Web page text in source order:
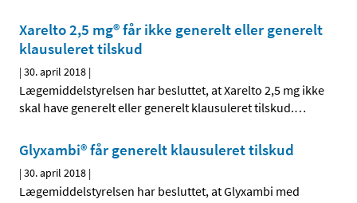
Xarelto 2,5 mg® får ikke generelt eller generelt
klausuleret tilskud
|30. april 2018 |
Lægemiddelstyrelsen har besluttet, at Xarelto 2,5 mg ikke
skal have generelt eller generelt klausuleret tilskud.…
Glyxambi® får generelt klausuleret tilskud
|30. april 2018 |
Lægemiddelstyrelsen har besluttet, at Glyxambi med